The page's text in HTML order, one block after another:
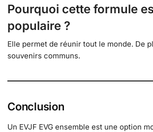
Pourquoi cette formule
populaire ?
Elle permet de réunir tout le monde. De
souvenirs communs.
Conclusion
Un EVJF EVG ensemble est une option